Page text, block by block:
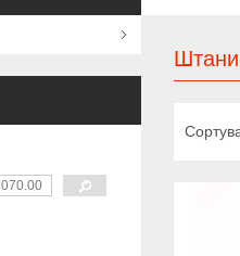
Штани